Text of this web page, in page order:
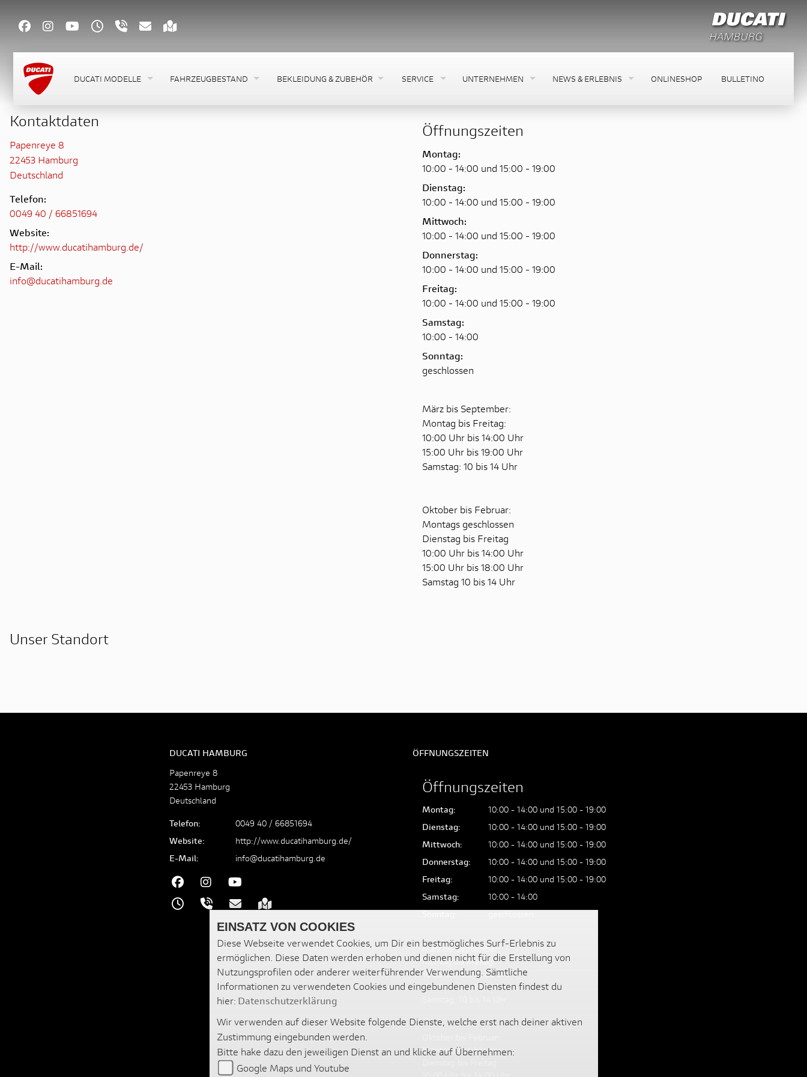
DUCATI MODELLE FAHRZEUGBESTAND BEKLEIDUNG & ZUBEHÖR SERVICE UNTERNEHMEN NEWS & ERLEBNIS ONLINESHOP BULLETINO
Kontaktdaten
Papenreye 8
22453 Hamburg
Deutschland
Telefon:
0049 40 / 66851694
Website:
http://www.ducatihamburg.de/
E-Mail:
info@ducatihamburg.de
Öffnungszeiten
Montag:
10:00 - 14:00 und 15:00 - 19:00
Dienstag:
10:00 - 14:00 und 15:00 - 19:00
Mittwoch:
10:00 - 14:00 und 15:00 - 19:00
Donnerstag:
10:00 - 14:00 und 15:00 - 19:00
Freitag:
10:00 - 14:00 und 15:00 - 19:00
Samstag:
10:00 - 14:00
Sonntag:
geschlossen
März bis September:
Montag bis Freitag:
10:00 Uhr bis 14:00 Uhr
15:00 Uhr bis 19:00 Uhr
Samstag: 10 bis 14 Uhr
Oktober bis Februar:
Montags geschlossen
Dienstag bis Freitag
10:00 Uhr bis 14:00 Uhr
15:00 Uhr bis 18:00 Uhr
Samstag 10 bis 14 Uhr
Unser Standort
DUCATI HAMBURG
Papenreye 8
22453 Hamburg
Deutschland
Telefon:
0049 40 / 66851694
Website:
http://www.ducatihamburg.de/
E-Mail:
info@ducatihamburg.de
ÖFFNUNGSZEITEN
Öffnungszeiten
Montag:
10:00 - 14:00 und 15:00 - 19:00
Dienstag:
10:00 - 14:00 und 15:00 - 19:00
Mittwoch:
10:00 - 14:00 und 15:00 - 19:00
Donnerstag:
10:00 - 14:00 und 15:00 - 19:00
Freitag:
10:00 - 14:00 und 15:00 - 19:00
Samstag:
10:00 - 14:00
Sonntag:
geschlossen
März bis September:
Montag bis Freitag:
10:00 Uhr bis 14:00 Uhr
15:00 Uhr bis 19:00 Uhr
Montags geschlossen
EINSATZ VON COOKIES
Diese Webseite verwendet Cookies, um Dir ein bestmögliches Surf-Erlebnis zu
ermöglichen. Diese Daten werden erhoben und dienen nicht für die Erstellung von
Nutzungsprofilen oder anderer weiterführender Verwendung. Sämtliche
Informationen zu verwendeten Cookies und eingebundenen Diensten findest du
hier: Datenschutzerklärung
Wir verwenden auf dieser Website folgende Dienste, welche erst nach deiner aktiven
Zustimmung eingebunden werden.
Bitte hake dazu den jeweiligen Dienst an und klicke auf Übernehmen:
Google Maps und Youtube